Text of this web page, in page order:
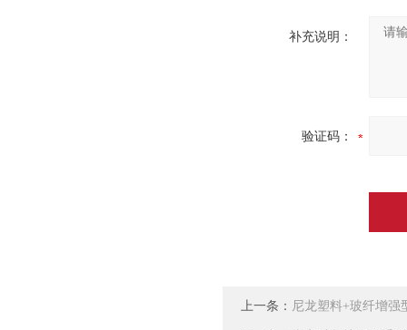
补充说明：
验证码：
上一条： 尼龙塑料+玻纤增强